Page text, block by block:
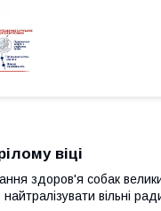
віці
здоров'я собак
вільні